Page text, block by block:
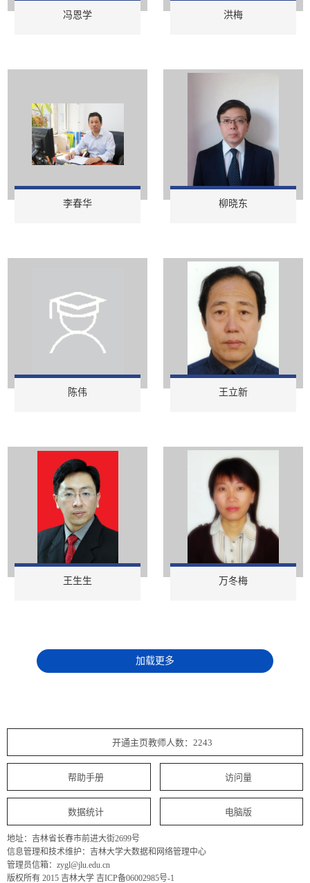
冯恩学 洪梅
李春华 柳晓东
陈伟 王立新
王生生 万冬梅
加载更多
开通主页教师人数：2243
帮助手册 访问量
数据统计 电脑版
地址：吉林省长春市前进大街2699号
信息管理和技术维护：吉林大学大数据和网络管理中心
管理员信箱：zygl@jlu.edu.cn
版权所有 2015 吉林大学 吉ICP备06002985号-1